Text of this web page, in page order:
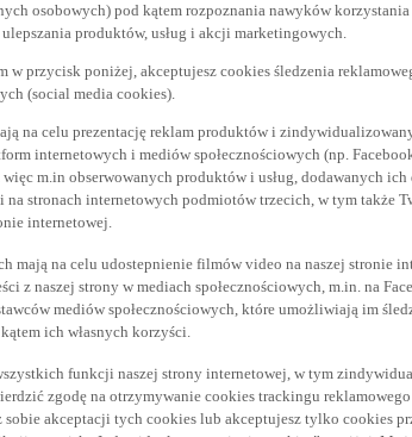
osobowych) pod kątem rozpoznania nawyków
produktów, usług i akcji marketingowych.
w przycisk poniżej, akceptujesz cookies śledzenia
(social media cookies).
na celu prezentację reklam produktów i
internetowych i mediów społecznościowych (np.
m.in obserwowanych produktów i usług, dodawanych
stronach internetowych podmiotów trzecich, w tym także
internetowej.
mają na celu udostepnienie filmów video na naszej stronie
z naszej strony w mediach społecznościowych, m.in. na
mediów społecznościowych, które umożliwiają im
ich własnych korzyści.
funkcji naszej strony internetowej, w tym
zgodę na otrzymywanie cookies trackingu
sobie akceptacji tych cookies lub akceptujesz tylko cookies